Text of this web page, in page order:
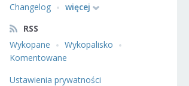
Changelog
więcej
RSS
Wykopane
Wykopalisko
Komentowane
Ustawienia prywatności